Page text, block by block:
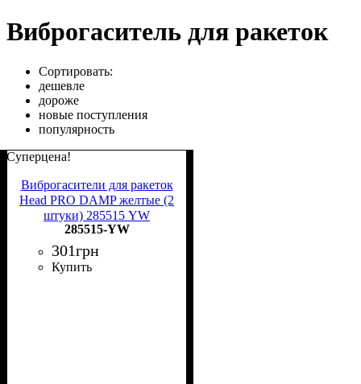
Виброгаситель для ракеток
Сортировать:
дешевле
дороже
новые поступления
популярность
Суперцена!
Виброгасители для ракеток
Head PRO DAMP желтые (2
штуки) 285515 YW
285515-YW
301грн
Купить